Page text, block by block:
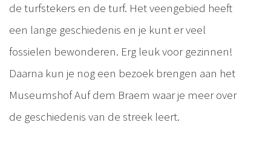
de turfstekers en de turf. Het veengebied heeft
een lange geschiedenis en je kunt er veel
fossielen bewonderen. Erg leuk voor gezinnen!
Daarna kun je nog een bezoek brengen aan het
Museumshof Auf dem Braem waar je meer over
de geschiedenis van de streek leert.